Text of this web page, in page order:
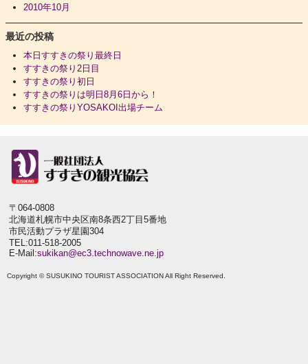
2010年10月
最近の投稿
本日すすきの祭り最終日
すすきの祭り2日目
すすきの祭り初日
すすきの祭りは明日8月6日から！
すすきの祭りYOSAKOI出場チーム
〒064-0808
北海道札幌市中央区南8条西2丁目5番地
市民活動プラザ星園304
TEL:011-518-2005
E-Mail:sukikan@ec3.technowave.ne.jp
Copyright © SUSUKINO TOURIST ASSOCIATION All Right Reserved.